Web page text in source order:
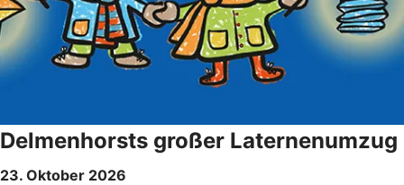
Delmenhorsts großer Laternenumzug
23. Oktober 2026